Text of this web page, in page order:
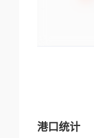
港口统计